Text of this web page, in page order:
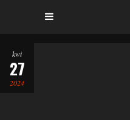
kwi
27
2024